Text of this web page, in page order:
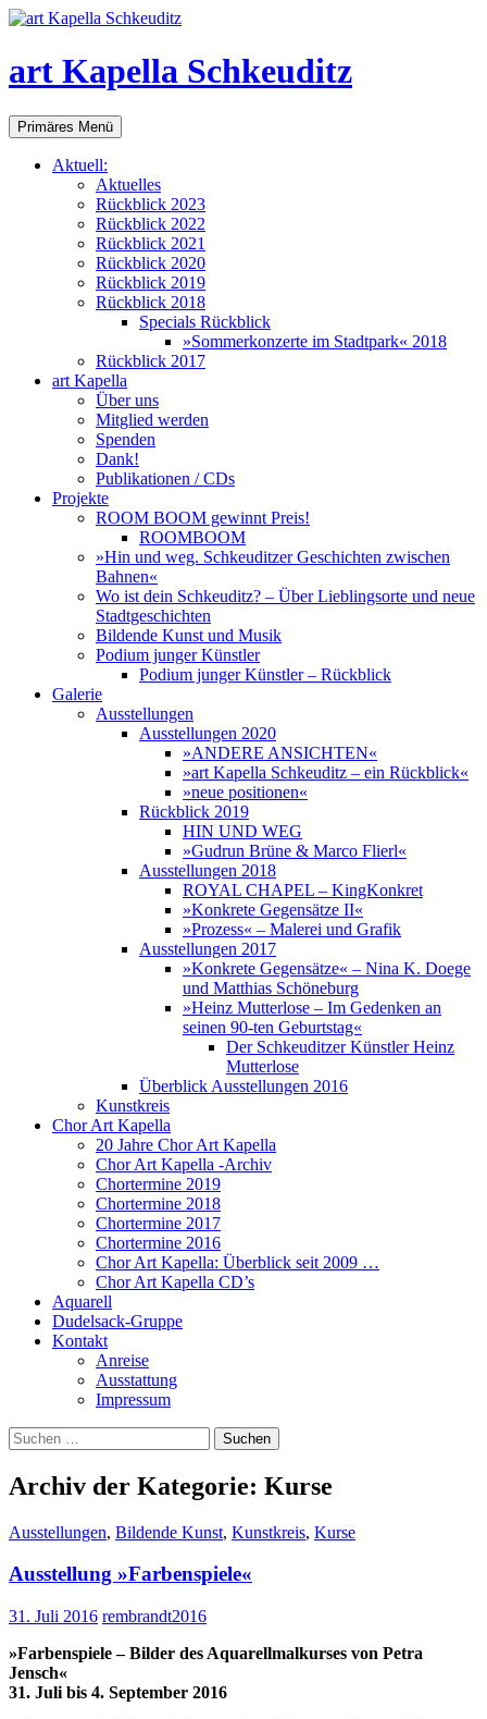
art Kapella Schkeuditz
Suchen
Primäres Menü Zum
Inhalt
Aktuell:
Aktuelles
Rückblick 2023
Rückblick 2022
Rückblick 2021
Rückblick 2020
Rückblick 2019
Rückblick 2018
Specials Rückblick
»Sommerkonzerte im Stadtpark« 2018
Rückblick 2017
art Kapella
Über uns
Mitglied werden
Spenden
Dank!
Publikationen / CDs
Projekte
ROOM BOOM gewinnt Preis!
ROOMBOOM
»Hin und weg. Schkeuditzer Geschichten zwischen
Bahnen«
Wo ist dein Schkeuditz? – Über Lieblingsorte und neue
Stadtgeschichten
Bildende Kunst und Musik
Podium junger Künstler
Podium junger Künstler – Rückblick
Galerie
Ausstellungen
Ausstellungen 2020
»ANDERE ANSICHTEN«
»art Kapella Schkeuditz – ein Rückblick«
»neue positionen«
Rückblick 2019
HIN UND WEG
»Gudrun Brüne & Marco Flierl«
Ausstellungen 2018
ROYAL CHAPEL – KingKonkret
»Konkrete Gegensätze II«
»Prozess« – Malerei und Grafik
Ausstellungen 2017
»Konkrete Gegensätze« – Nina K. Doege
und Matthias Schöneburg
»Heinz Mutterlose – Im Gedenken an
seinen 90-ten Geburtstag«
Der Schkeuditzer Künstler Heinz
Mutterlose
Überblick Ausstellungen 2016
Kunstkreis
Chor Art Kapella
20 Jahre Chor Art Kapella
Chor Art Kapella -Archiv
Chortermine 2019
Chortermine 2018
Chortermine 2017
Chortermine 2016
Chor Art Kapella: Überblick seit 2009 …
Chor Art Kapella CD’s
Aquarell
Dudelsack-Gruppe
Kontakt
Anreise
Ausstattung
Impressum
Suchen
nach:
Archiv der Kategorie: Kurse
Ausstellungen, Bildende Kunst, Kunstkreis, Kurse
Ausstellung »Farbenspiele«
31. Juli 2016 rembrandt2016
»Farbenspiele – Bilder des Aquarellmalkurses von Petra
Jensch«
31. Juli bis 4. September 2016